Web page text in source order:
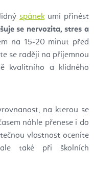
spánek umí přinést
se nervozita, stres a
na 15-20 minut před
se raději na příjemnou
kvalitního a klidného
na kterou se
náhle přenese i do
vlastnost oceníte
také při školních